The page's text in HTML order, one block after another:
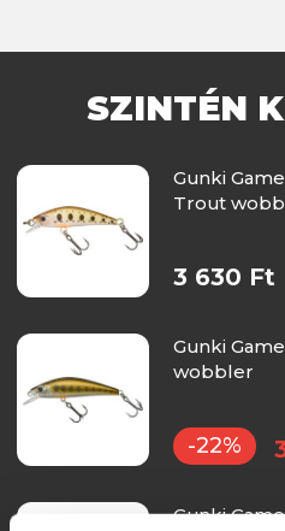
SZINTÉN
Gunki
Trout
3 630 Ft
Gunki
wobbler
-22%
Gunki